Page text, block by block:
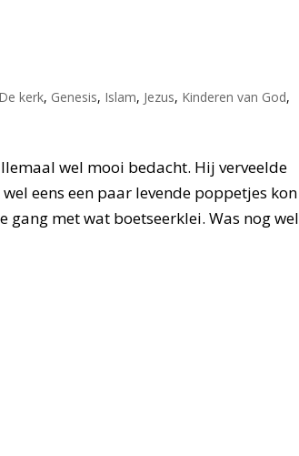
De kerk, Genesis, Islam, Jezus, Kinderen van God,
wel mooi bedacht. Hij verveelde
eens een paar levende poppetjes kon
gang met wat boetseerklei. Was nog wel